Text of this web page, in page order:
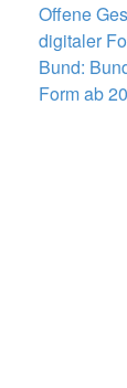
Offene
digitaler
Bund:
Form ab